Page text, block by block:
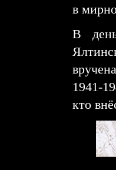
в
В
1941-
кто